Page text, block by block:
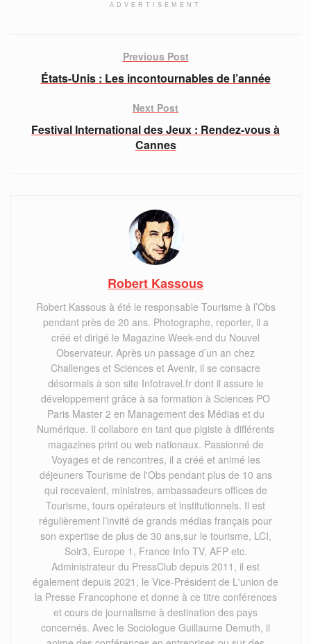
ADVERTISEMENT
Previous Post
États-Unis : Les incontournables de l’année
Next Post
Festival International des Jeux : Rendez-vous à
Cannes
Robert Kassous
Robert Kassous à été le responsable Tourisme à l’Obs
pendant près de 20 ans. Photographe, reporter, il a
créé et dirigé le Magazine Week-end du Nouvel
Observateur. Après un passage d’un an chez
Challenges et Sciences et Avenir, il se consacre
désormais à son site Infotravel.fr dont il assure le
développement grâce à sa formation à Sciences PO
Paris Master 2 en Management des Médias et du
Numérique. Il collabore en tant que pigiste à différents
magazines print ou web nationaux. Passionné de
Voyages et de rencontres, il a créé et animé les
déjeuners Tourisme de l'Obs pendant plus de 10 ans
qui recevaient, ministres, ambassadeurs offices de
Tourisme, tours opérateurs et institutionnels. Il est
régulièrement l’invité de grands médias français pour
son expertise de plus de 30 ans,sur le tourisme, LCI,
Soir3, Europe 1, France Info TV, AFP etc.
Administrateur du PressClub depuis 2011, il est
également depuis 2021, le Vice-Président de L'union de
la Presse Francophone et donne à ce titre conférences
et cours de journalisme à destination des pays
concernés. Avec le Sociologue Guillaume Demuth, il